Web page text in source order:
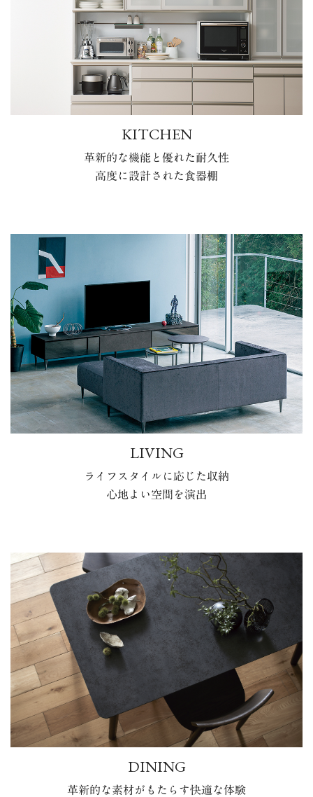
KITCHEN
革新的な機能と優れた耐久性
高度に設計された食器棚
LIVING
ライフスタイルに応じた収納
心地よい空間を演出
DINING
革新的な素材がもたらす快適な体験